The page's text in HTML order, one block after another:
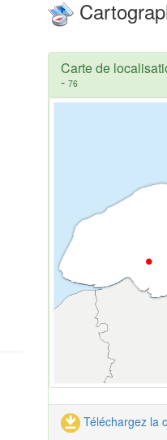
Carte de
- 76
Téléchargez la